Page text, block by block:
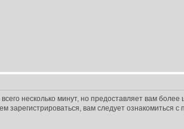
несколько минут, но предоставляет вам
зарегистрироваться, вам следует